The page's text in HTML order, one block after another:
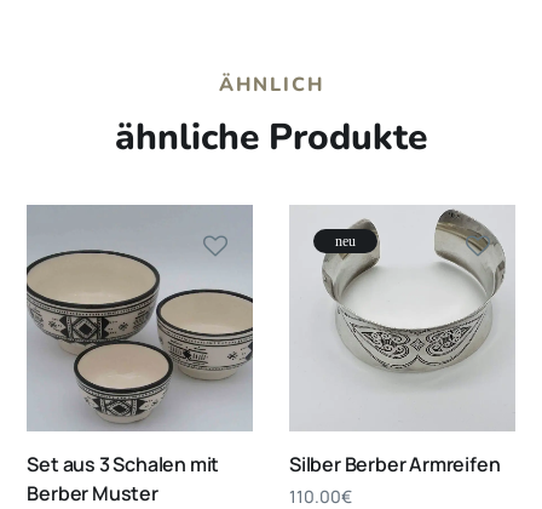
ÄHNLICH
ähnliche Produkte
Set aus 3 Schalen mit
Berber Muster
neu
Silber Berber Armreifen
110.00€